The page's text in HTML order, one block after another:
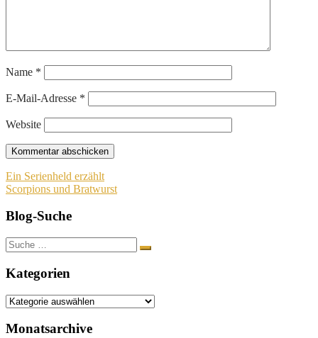
Name *
E-Mail-Adresse *
Website
Beitragsnavigation
Ein Serienheld erzählt
Scorpions und Bratwurst
Blog-Suche
Suche
nach:
Kategorien
Kategorien
Monatsarchive